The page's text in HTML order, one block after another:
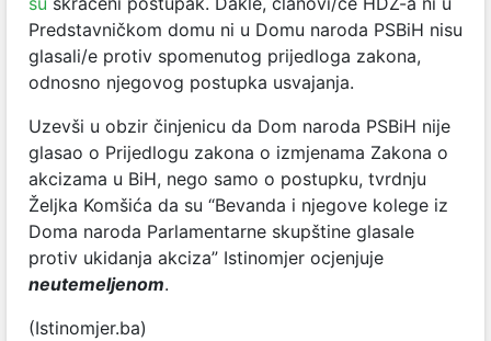
Predstavničkom domu ni u Domu naroda PSBiH nisu
glasali/e protiv spomenutog prijedloga zakona,
odnosno njegovog postupka usvajanja.
Uzevši u obzir činjenicu da Dom naroda PSBiH nije
glasao o Prijedlogu zakona o izmjenama Zakona o
akcizama u BiH, nego samo o postupku, tvrdnju
Željka Komšića da su “Bevanda i njegove kolege iz
Doma naroda Parlamentarne skupštine glasale
protiv ukidanja akciza” Istinomjer ocjenjuje
neutemeljenom.
(Istinomjer.ba)